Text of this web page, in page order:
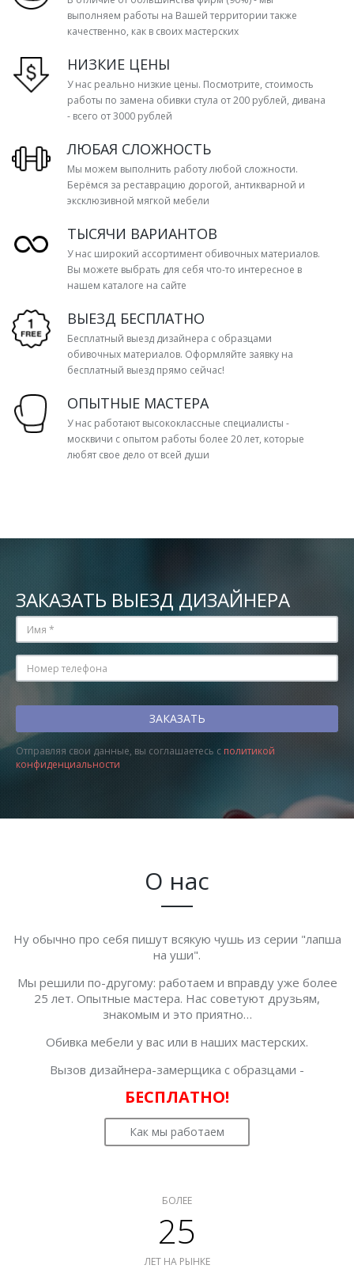
выполняем работы на Вашей территории также
качественно, как в своих мастерских
НИЗКИЕ ЦЕНЫ
У нас реально низкие цены. Посмотрите, стоимость
работы по замена обивки стула от 200 рублей, дивана
- всего от 3000 рублей
ЛЮБАЯ СЛОЖНОСТЬ
Мы можем выполнить работу любой сложности.
Берёмся за реставрацию дорогой, антикварной и
эксклюзивной мягкой мебели
ТЫСЯЧИ ВАРИАНТОВ
У нас широкий ассортимент обивочных материалов.
Вы можете выбрать для себя что-то интересное в
нашем каталоге на сайте
ВЫЕЗД БЕСПЛАТНО
Бесплатный выезд дизайнера с образцами
обивочных материалов. Оформляйте заявку на
бесплатный выезд прямо сейчас!
ОПЫТНЫЕ МАСТЕРА
У нас работают высококлассные специалисты -
москвичи с опытом работы более 20 лет, которые
любят свое дело от всей души
ЗАКАЗАТЬ ВЫЕЗД ДИЗАЙНЕРА
Отправляя свои данные, вы соглашаетесь с политикой
конфиденциальности
О нас
Ну обычно про себя пишут всякую чушь из серии "лапша
на уши".
Мы решили по-другому: работаем и вправду уже более
25 лет. Опытные мастера. Нас советуют друзьям,
знакомым и это приятно…
Обивка мебели у вас или в наших мастерских.
Вызов дизайнера-замерщика с образцами -
БЕСПЛАТНО!
Как мы работаем
БОЛЕЕ
25
ЛЕТ НА РЫНКЕ